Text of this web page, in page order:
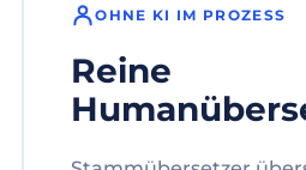
OHNE KI IM PROZESS
Reine